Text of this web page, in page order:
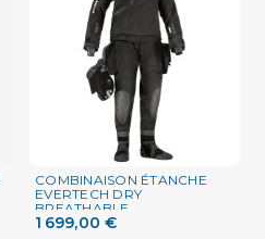
COMBINAISON ÉTANCHE
EVERTECH DRY
BREATHABLE
1 699,00 €